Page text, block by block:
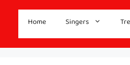
Home Singers